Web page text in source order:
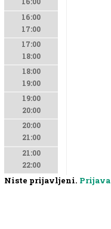
16:00
17:00
17:00
18:00
18:00
19:00
19:00
20:00
20:00
21:00
21:00
22:00
Niste prijavljeni. Prijava